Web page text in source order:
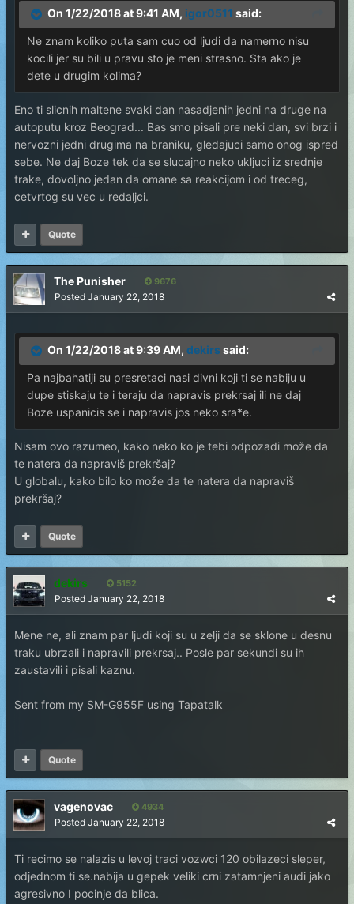
On 1/22/2018 at 9:41 AM, igor0511 said:
Ne znam koliko puta sam cuo od ljudi da namerno nisu
kocili jer su bili u pravu sto je meni strasno. Sta ako je
dete u drugim kolima?
Eno ti slicnih maltene svaki dan nasadjenih jedni na druge na
autoputu kroz Beograd... Bas smo pisali pre neki dan, svi brzi i
nervozni jedni drugima na braniku, gledajuci samo onog ispred
sebe. Ne daj Boze tek da se slucajno neko ukljuci iz srednje
trake, dovoljno jedan da omane sa reakcijom i od treceg,
cetvrtog su vec u redaljci.
Quote
The Punisher 9676
Posted January 22, 2018
On 1/22/2018 at 9:39 AM, dekirs said:
Pa najbahatiji su presretaci nasi divni koji ti se nabiju u
dupe stiskaju te i teraju da napravis prekrsaj ili ne daj
Boze uspanicis se i napravis jos neko sra*e.
Nisam ovo razumeo, kako neko ko je tebi odpozadi može da
te natera da napraviš prekršaj?
U globalu, kako bilo ko može da te natera da napraviš
prekršaj?
Quote
dekirs 5152
Posted January 22, 2018
Mene ne, ali znam par ljudi koji su u zelji da se sklone u desnu
traku ubrzali i napravili prekrsaj.. Posle par sekundi su ih
zaustavili i pisali kaznu.
Sent from my SM-G955F using Tapatalk
Quote
vagenovac 4934
Posted January 22, 2018
Ti recimo se nalazis u levoj traci vozwci 120 obilazeci sleper,
odjednom ti se.nabija u gepek veliki crni zatamnjeni audi jako
agresivno I pocinje da blica.